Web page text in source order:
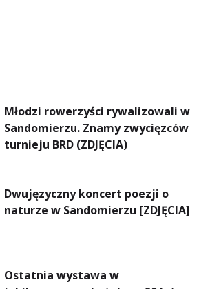
Młodzi rowerzyści rywalizowali w
Sandomierzu. Znamy zwycięzców
turnieju BRD (ZDJĘCIA)
Dwujęzyczny koncert poezji o
naturze w Sandomierzu [ZDJĘCIA]
Ostatnia wystawa w